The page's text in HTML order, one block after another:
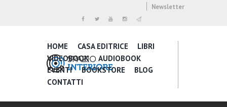
Newsletter
HOME CASA EDITRICE
LIBRI
VIDEOBOOK
AUDIOBOOK
EVENTI
BOOKSTORE
BLOG
CONTATTI